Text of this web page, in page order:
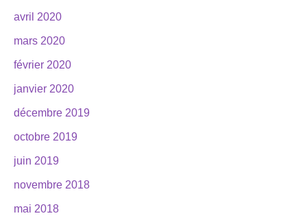
avril 2020
mars 2020
février 2020
janvier 2020
décembre 2019
octobre 2019
juin 2019
novembre 2018
mai 2018